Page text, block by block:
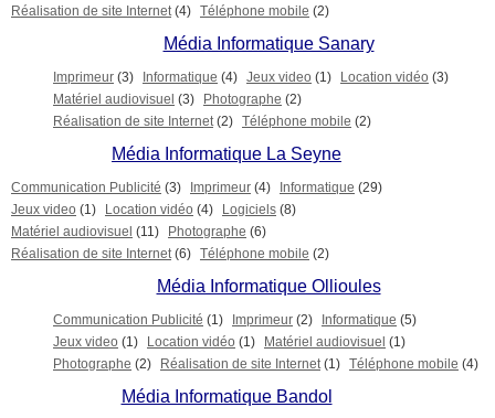
Réalisation de site Internet (4) Téléphone mobile (2)
Média Informatique Sanary
Imprimeur (3) Informatique (4) Jeux video (1) Location vidéo (3)
Matériel audiovisuel (3) Photographe (2)
Réalisation de site Internet (2) Téléphone mobile (2)
Média Informatique La Seyne
Communication Publicité (3) Imprimeur (4) Informatique (29)
Jeux video (1) Location vidéo (4) Logiciels (8)
Matériel audiovisuel (11) Photographe (6)
Réalisation de site Internet (6) Téléphone mobile (2)
Média Informatique Ollioules
Communication Publicité (1) Imprimeur (2) Informatique (5)
Jeux video (1) Location vidéo (1) Matériel audiovisuel (1)
Photographe (2) Réalisation de site Internet (1) Téléphone mobile (4)
Média Informatique Bandol